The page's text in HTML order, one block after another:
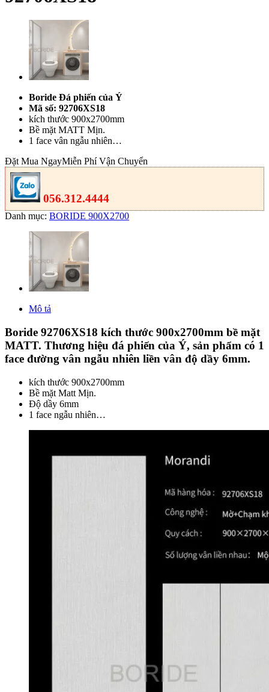
Boride Đá phiến của Ý
Mã số: 92706XS18
kích thước 900x2700mm
Bề mặt MATT Mịn.
1 face vân ngẫu nhiên…
Đặt Mua NgayMiễn Phí Vận Chuyển
056.312.4444
Danh mục: BORIDE 900X2700
Mô tả
Boride 92706XS18 kích thước 900x2700mm bề mặt
MATT. Thương hiệu đá phiến của Ý, sản phẩm có 1
face đường vân ngẫu nhiên liền vân độ dầy 6mm.
kích thước 900x2700mm
Bề mặt Matt Mịn.
Độ dầy 6mm
1 face ngẫu nhiên…